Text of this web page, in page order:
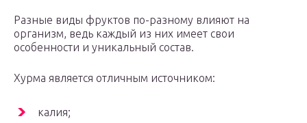
Разные виды фруктов по-разному влияют на
организм, ведь каждый из них имеет свои
особенности и уникальный состав.
Хурма является отличным источником:
калия;